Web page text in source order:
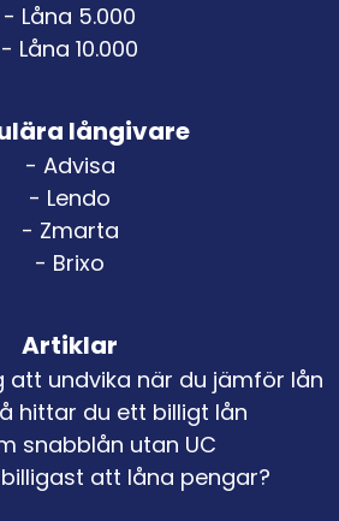
- Låna 5.000
- Låna 10.000
långivare
- Advisa
- Lendo
- Zmarta
- Brixo
Artiklar
undvika när du jämför lån
hittar du ett billigt lån
snabblån utan UC
att låna pengar?